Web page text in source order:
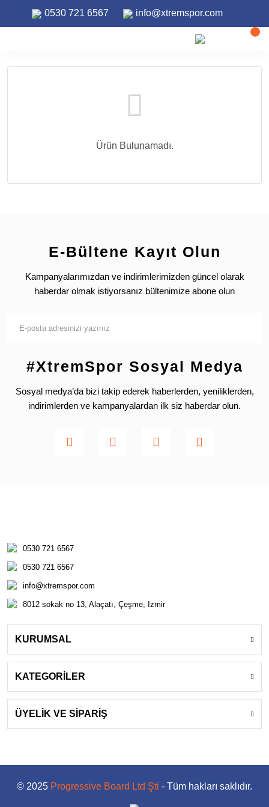
0530 721 6567 info@xtremspor.com
Ürün Bulunamadı.
E-Bültene Kayıt Olun
Kampanyalarımızdan ve indirimlerimizden güncel olarak
haberdar olmak istiyorsanız bültenimize abone olun
#XtremSpor Sosyal Medya
Sosyal medya’da bizi takip ederek haberlerden, yeniliklerden,
indirimlerden ve kampanyalardan ilk siz haberdar olun.
0530 721 6567
0530 721 6567
info@xtremspor.com
8012 sokak no 13, Alaçatı, Çeşme, Izmir
KURUMSAL
KATEGORİLER
ÜYELİK VE SİPARİŞ
© 2025 Progressive Board Ltd Şti - Tüm hakları saklıdır.